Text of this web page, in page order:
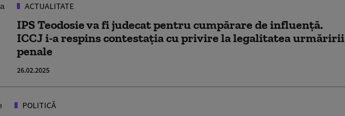
ACTUALITATE
IPS Teodosie va fi judecat pentru cumpărare de influență.
ICCJ i-a respins contestația cu privire la legalitatea urmăririi
penale
26.02.2025
POLITICĂ